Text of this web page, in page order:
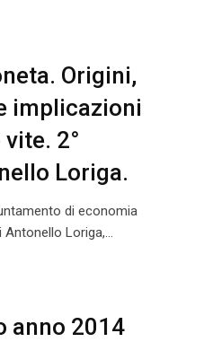
Origini,
implicazioni
2°
Loriga.
di economia
Antonello Loriga,…
anno 2014